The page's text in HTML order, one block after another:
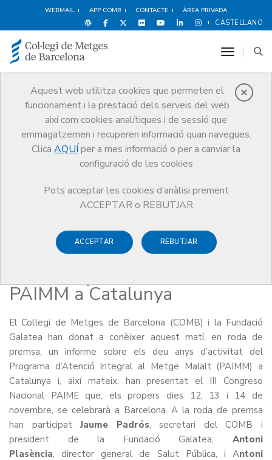
WEBMAIL APP COMB CONTACTE ÀREA PRIVADA
CASTELLANO
Aquest web utilitza cookies que permeten el
funcionament i la prestació dels serveis del web
així com cookies analítiques i de sessió que
emmagatzemen i recuperen informació quan navegues.
Clica AQUÍ per a mes informació o per a canviar la
configuració de les cookies
Pots acceptar les cookies d’anàlisi prement
ACCEPTAR o REBUTJAR
ACCEPTAR REBUTJAR
toggle
Notícies
Comunicació
Notícies
Presentació d’un informe sobre els 10 anys d’activitat del PAIMM a
Catalunya
4 DE NOVEMBRE DE 2008
Presentació d’un informe sobre
els 10 anys d’activitat del
PAIMM a Catalunya
El Col·legi de Metges de Barcelona (COMB) i la Fundació
Galatea han donat a conèixer aquest matí, en roda de
premsa, un informe sobre els deu anys d’activitat del
Programa d’Atenció Integral al Metge Malalt (PAIMM) a
Catalunya i, així mateix, han presentat el III Congreso
Nacional PAIMEque, els propers dies 12, 13 i 14 de
novembre, se celebrarà a Barcelona. A la roda de premsa
han participatJaume Padrós, secretari del COMB i
president de la Fundació Galatea; Antoni
Plasència, director general de Salut Pública, i Antoni